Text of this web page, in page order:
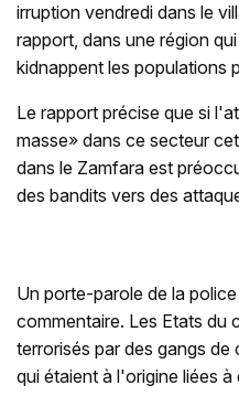
irruption vendredi dans le
rapport, dans une région
kidnappent les populations
Le rapport précise que si
masse» dans ce secteur
dans le Zamfara est
des bandits vers des
Un porte-parole de la
commentaire. Les Etats du
terrorisés par des gangs de
qui étaient à l'origine liées